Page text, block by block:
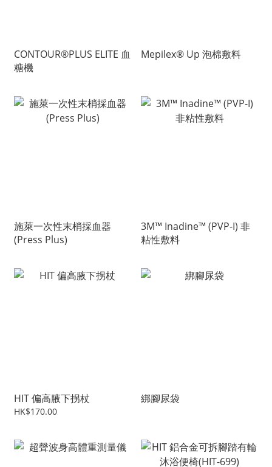
CONTOUR®PLUS ELITE 血
糖機
Mepilex® Up 泡棉敷料
施萊一次性末梢採血器
(Press Plus)
3M™ Inadine™ (PVP-I) 非
粘性敷料
HIT 偏高腋下拐杖
HK$170.00
綁腳尿袋